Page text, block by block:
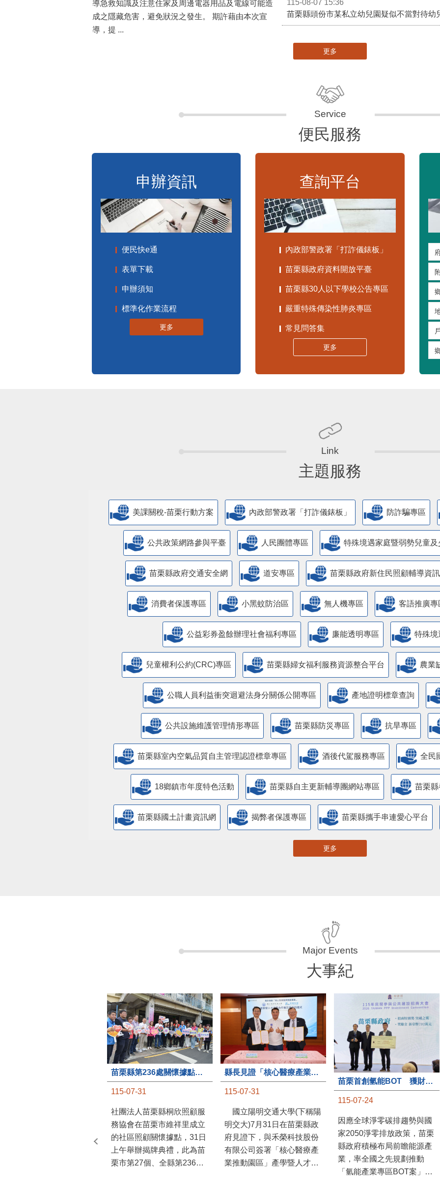
導急救知識及注意住家及周邊電器用品及電線可能造
成之隱藏危害，避免狀況之發生。 期許藉由本次宣
導，提 ...
115-08-07 15:36
苗栗縣頭份市某私立幼兒園疑似不當對待幼
更多
便民服務
申辦資訊
便民快e通
表單下載
申辦須知
標準化作業流程
更多
查詢平台
內政部警政署「打詐儀錶板」
苗栗縣政府資料開放平臺
苗栗縣30人以下學校公告專區
嚴重特殊傳染性肺炎專區
常見問答集
更多
主題服務
美課關稅-苗栗行動方案 內政部警政署「打詐儀錶板」 防詐騙專區
公共政策網路參與平臺 人民團體專區 特殊境遇家庭暨弱勢兒童
苗栗縣政府交通安全網 道安專區 苗栗縣政府新住民照顧輔導資
消費者保護專區 小黑蚊防治區 無人機專區 客語推廣專
公益彩券盈餘辦理社會福利專區 廉能透明專區 特殊境
兒童權利公約(CRC)專區 苗栗縣婦女福利服務資源整合平台 農業
公職人員利益衝突迴避法身分關係公開專區 產地證明標章查詢
​公共設施維護管理情形專區 苗栗縣防災專區 抗旱專區
苗栗縣室內空氣品質自主管理認證標章專區 酒後代駕服務專區 全民
18鄉鎮市年度特色活動 苗栗縣自主更新輔導團網站專區 苗栗
苗栗縣國土計畫資訊網 揭弊者保護專區 苗栗縣攜手串連愛心平台
更多
大事紀
苗栗縣第236處關懷據點在苗栗市維祥里揭牌
115-07-31
社團法人苗栗縣桐欣照顧服
務協會在苗栗市維祥里成立
的社區照顧關懷據點，31日
上午舉辦揭牌典禮，此為苗
栗市第27個、全縣第236處
縣長見證「核心醫療產業推動園區」產學合作簽約儀式
115-07-31
國立陽明交通大學(下稱陽
明交大)7月31日在苗栗縣政
府見證下，與禾榮科技股份
有限公司簽署「核心醫療產
業推動園區」產學暨人才培
苗栗首創氫能BOT 獲財政部「突破之翼」肯定
115-07-24
因應全球淨零碳排趨勢與國
家2050淨零排放政策，苗栗
縣政府積極布局前瞻能源產
業，率全國之先規劃推動
「氫能產業專區BOT案」，